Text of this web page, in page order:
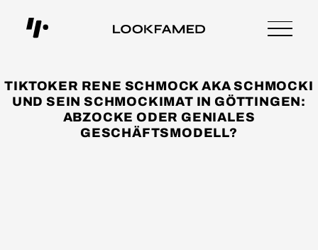
TIKTOKER RENE SCHMOCK AKA SCHMOCKI
UND SEIN SCHMOCKIMAT IN GÖTTINGEN:
ABZOCKE ODER GENIALES
GESCHÄFTSMODELL?